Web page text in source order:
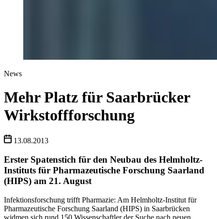
News
Mehr Platz für Saarbrücker
Wirkstoffforschung
13.08.2013
Erster Spatenstich für den Neubau des Helmholtz-
Instituts für Pharmazeutische Forschung Saarland
(HIPS) am 21. August
Infektionsforschung trifft Pharmazie: Am Helmholtz-Institut für
Pharmazeutische Forschung Saarland (HIPS) in Saarbrücken
widmen sich rund 150 Wissenschaftler der Suche nach neuen